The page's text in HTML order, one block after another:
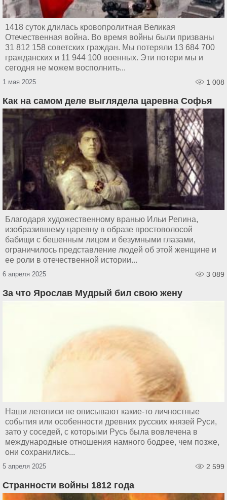
1418 суток длилась кровопролитная Великая
Отечественная война. Во время войны были призваны
31 812 158 советских граждан. Мы потеряли 13 684 700
гражданских и 11 944 100 военных. Эти потери мы и
сегодня не можем восполнить...
1 мая 2025 1 008
Как на самом деле выглядела царевна Софья
Благодаря художественному вранью Ильи Репина,
изобразившему царевну в образе простоволосой
бабищи с бешенным лицом и безумными глазами,
ограничилось представление людей об этой женщине и
ее роли в отечественной истории...
6 апреля 2025 3 089
За что Ярослав Мудрый бил свою жену
Наши летописи не описывают какие-то личностные
события или особенности древних русских князей Руси,
зато у соседей, с которыми Русь была вовлечена в
международные отношения намного бодрее, чем позже,
они сохранились...
5 апреля 2025 2 599
Странности войны 1812 года